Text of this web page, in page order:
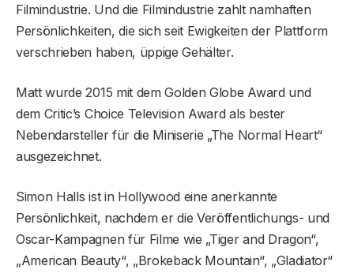
Filmindustrie. Und die Filmindustrie zahlt namhaften
Persönlichkeiten, die sich seit Ewigkeiten der Plattform
verschrieben haben, üppige Gehälter.
Matt wurde 2015 mit dem Golden Globe Award und
dem Critic’s Choice Television Award als bester
Nebendarsteller für die Miniserie „The Normal Heart“
ausgezeichnet.
Simon Halls ist in Hollywood eine anerkannte
Persönlichkeit, nachdem er die Veröffentlichungs- und
Oscar-Kampagnen für Filme wie „Tiger and Dragon“,
„American Beauty“, „Brokeback Mountain“, „Gladiator“